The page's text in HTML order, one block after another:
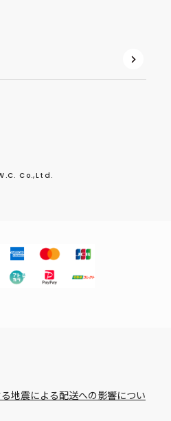
地震による配送への影響につい
Co.,Ltd.